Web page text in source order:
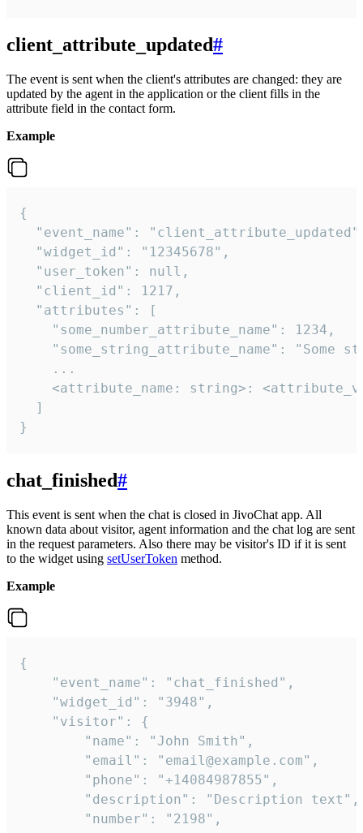
client_attribute_updated#
The event is sent when the client's attributes are changed: they are
updated by the agent in the application or the client fills in the
attribute field in the contact form.
Example
{
"event_name":
  "widget_id": "12345678",
  "user_token": null,
  "client_id": 1217,
  "attributes": [
    "some_number_attribute_name": 1234,
"some_string_attribute_name": "Some
    ...
<attribute_name: string>:
  ]
}
chat_finished#
This event is sent when the chat is closed in JivoChat app. All
known data about visitor, agent information and the chat log are sent
in the request parameters. Also there may be visitor's ID if it is sent
to the widget using setUserToken method.
Example
{
    "event_name": "chat_finished",
    "widget_id": "3948",
    "visitor": {
        "name": "John Smith",
        "email": "email@example.com",
        "phone": "+14084987855",
        "description": "Description text",
        "number": "2198",